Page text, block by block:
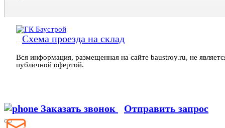
Схема проезда на склад
Вся информация, размещенная на сайте baustroy.ru, не
публичной офертой.
Заказать звонок Отправить запрос